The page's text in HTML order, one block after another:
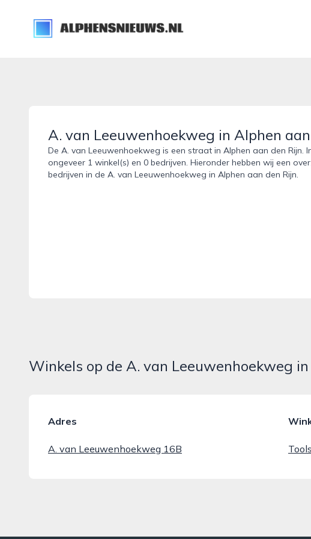
alphensnieuws.nl
A. van Leeuwenhoekweg in Alphen
De A. van Leeuwenhoekweg is een straat in Alphen aan den Rijn.
ongeveer 1 winkel(s) en 0 bedrijven. Hieronder hebben wij een
bedrijven in de A. van Leeuwenhoekweg in Alphen aan den Rijn.
Winkels op de A. van Leeuwenhoekweg
Adres
A. van Leeuwenhoekweg 16B